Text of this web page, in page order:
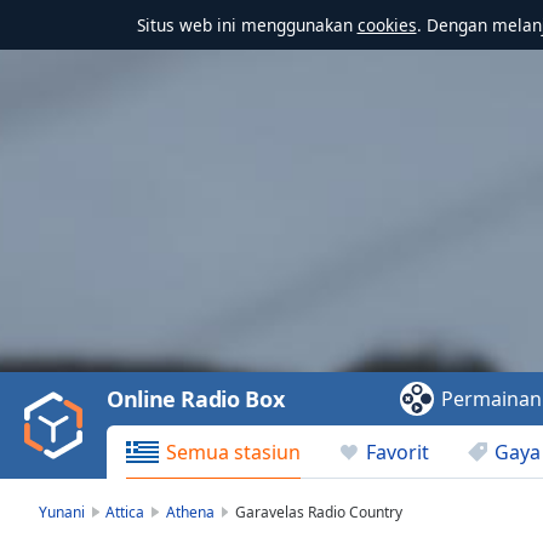
Situs web ini menggunakan cookies. Dengan
Play
Video
Play
Backward
Skip
Semua stasiun Favorit Gaya
Online Radio Box Permainan
Yunani Attica Athena Garavelas Radio Country